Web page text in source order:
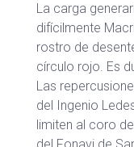
La carga
difícilmente
rostro de
círculo rojo. Es
Las
del Ingenio
limiten al coro